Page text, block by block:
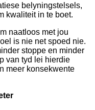
belyningstelsels,
kwaliteit in te boet.
naatloos met jou
is nie net spoed nie.
stoppe en minder
van tyd lei hierdie
meer konsekwente